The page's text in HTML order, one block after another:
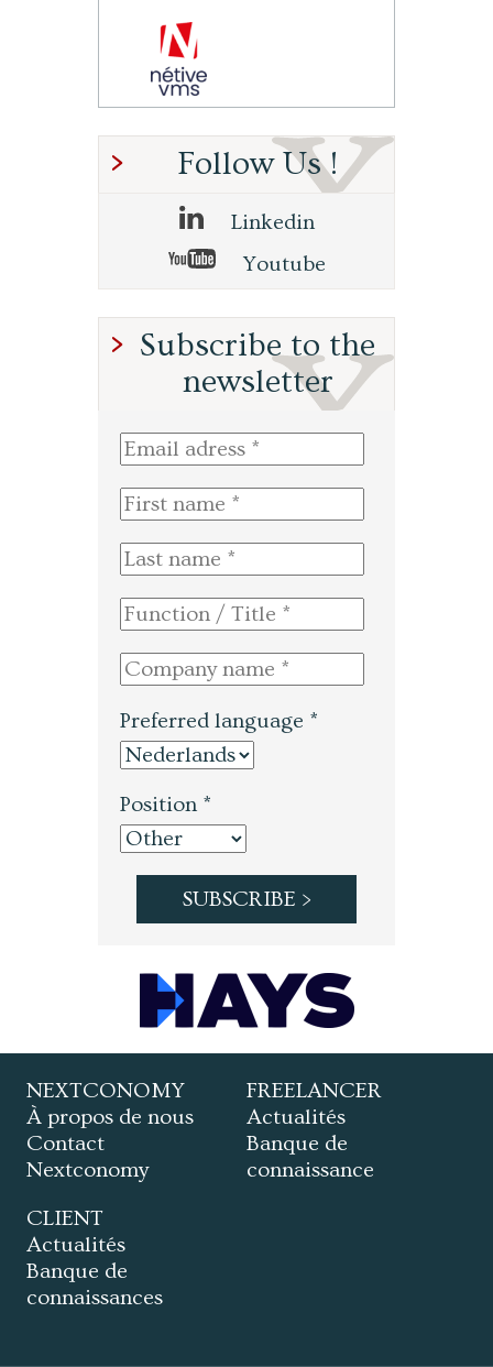
Follow Us !
Linkedin
Youtube
Subscribe to the
newsletter
Preferred language *
Position *
NEXTCONOMY
À propos de nous
Contact
Nextconomy
FREELANCER
Actualités
Banque de
connaissance
CLIENT
Actualités
Banque de
connaissances